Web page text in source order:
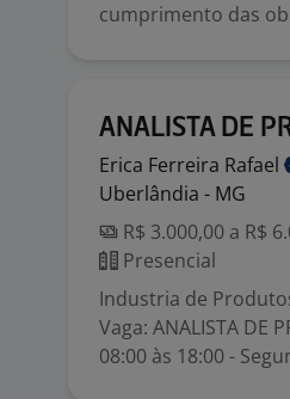
cumprimento das
ANALISTA DE
Erica Ferreira Rafael
Uberlândia - MG
R$ 3.000,00 a R$
Presencial
Industria de
Vaga: ANALISTA DE
08:00 às 18:00 -